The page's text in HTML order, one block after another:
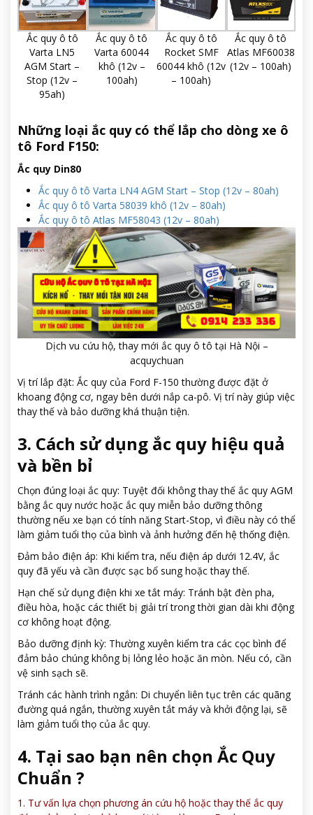
Ắc quy ô tô
Varta LN5
AGM Start –
Stop (12v –
95ah)
Ắc quy ô tô
Varta 60044
khô (12v –
100ah)
Ắc quy ô tô
Rocket SMF
60044 khô (12v
– 100ah)
Ắc quy ô tô
Atlas MF60038
(12v – 100ah)
Những loại ắc quy có thể lắp cho dòng xe ô
tô Ford F150:
Ắc quy Din80
Ắc quy ô tô Varta LN4 AGM Start – Stop (12v – 80ah)
Ắc quy ô tô Varta 58039 khô (12v – 80ah)
Ắc quy ô tô Atlas MF58043 (12v – 80ah)
Dịch vu cứu hộ, thay mới ắc quy ô tô tại Hà Nội –
acquychuan
Vị trí lắp đặt: Ắc quy của Ford F-150 thường được đặt ở
khoang động cơ, ngay bên dưới nắp ca-pô. Vị trí này giúp việc
thay thế và bảo dưỡng khá thuận tiện.
3. Cách sử dụng ắc quy hiệu quả
và bền bỉ
Chọn đúng loại ắc quy: Tuyệt đối không thay thế ắc quy AGM
bằng ắc quy nước hoặc ắc quy miễn bảo dưỡng thông
thường nếu xe bạn có tính năng Start-Stop, vì điều này có thể
làm giảm tuổi thọ của bình và ảnh hưởng đến hệ thống điện.
Đảm bảo điện áp: Khi kiểm tra, nếu điện áp dưới 12.4V, ắc
quy đã yếu và cần được sạc bổ sung hoặc thay thế.
Hạn chế sử dụng điện khi xe tắt máy: Tránh bật đèn pha,
điều hòa, hoặc các thiết bị giải trí trong thời gian dài khi động
cơ không hoạt động.
Bảo dưỡng định kỳ: Thường xuyên kiểm tra các cọc bình để
đảm bảo chúng không bị lỏng lẻo hoặc ăn mòn. Nếu có, cần
vệ sinh sạch sẽ.
Tránh các hành trình ngắn: Di chuyển liên tục trên các quãng
đường quá ngắn, thường xuyên tắt máy và khởi động lại, sẽ
làm giảm tuổi thọ của ắc quy.
4. Tại sao bạn nên chọn Ắc Quy
Chuẩn ?
1. Tư vấn lựa chọn phương án cứu hộ hoặc thay thế ắc quy